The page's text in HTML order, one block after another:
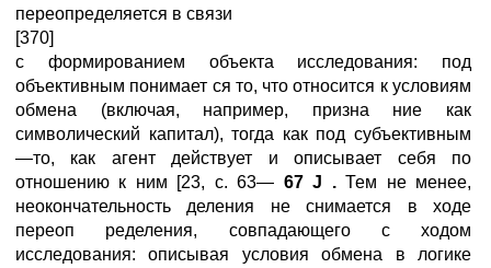
переопределяется в связи
[370]
с формированием объекта исследования: под
объективным понимает ся то, что относится к условиям
обмена (включая, например, призна ние как
символический капитал), тогда как под субъективным
—то, как агент действует и описывает себя по
отношению к ним [23, с. 63— 67J .Тем не менее,
неокончательность деления не снимается в ходе
переоп ределения, совпадающего с ходом
исследования: описывая условия обмена в логике